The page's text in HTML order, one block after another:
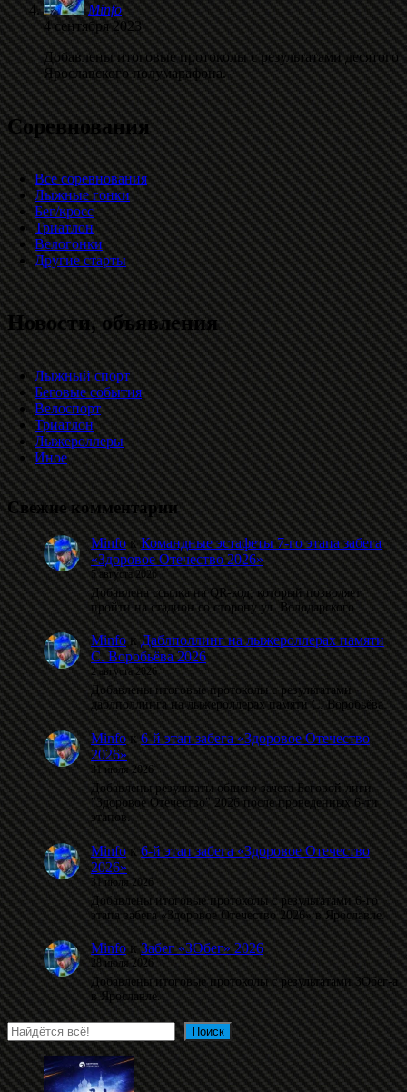
Minfo
4 сентября 2023
Добавлены итоговые протоколы с результатами десятого
Ярославского полумарафона.
Соревнования
Все соревнования
Лыжные гонки
Бег/кросс
Триатлон
Велогонки
Другие старты
Новости, объявления
Лыжный спорт
Беговые события
Велоспорт
Триатлон
Лыжероллеры
Иное
Свежие комментарии
MinfoкКомандные эстафеты 7-го этапа забега
«Здоровое Отечество 2026»
5 августа 2026
Добавлена ссылка на QR-код, который позволяет
пройти на стадион со сторону ул. Володарского.
MinfoкДаблполлинг на лыжероллерах памяти
С. Воробьёва 2026
2 августа 2026
Добавлены итоговые протоколы с результатами
даблполлинга на лыжероллерах памяти С. Воробьёва.
Minfoк6-й этап забега «Здоровое Отечество
2026»
31 июля 2026
Добавлены результаты общего зачета Беговой лиги
"Здоровое Отечество" 2026 после проведённых 6-ти
этапов.
Minfoк6-й этап забега «Здоровое Отечество
2026»
31 июля 2026
Добавлены итоговые протоколы с результатами 6-го
этапа забега «Здоровое Отечество 2026» в Ярославле.
MinfoкЗабег «ЗОбег» 2026
28 июля 2026
Добавлены итоговые протоколы с результатами ЗОбег-а
в Ярославле.
Поиск Поиск